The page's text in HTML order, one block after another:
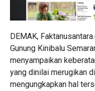
DEMAK,
Gunung Kinibalu
menyampaikan
yang dinilai merugikan
mengungkapkan hal